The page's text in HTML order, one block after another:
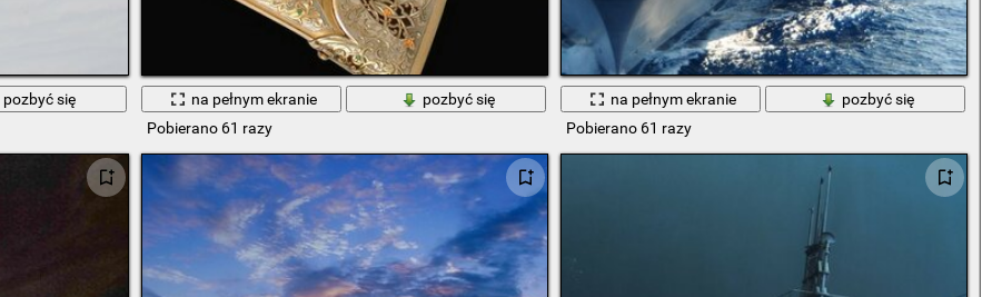
pozbyć się
na pełnym ekranie
pozbyć się
Pobierano 61 razy
na pełnym ekranie
pozbyć się
Pobierano 61 razy